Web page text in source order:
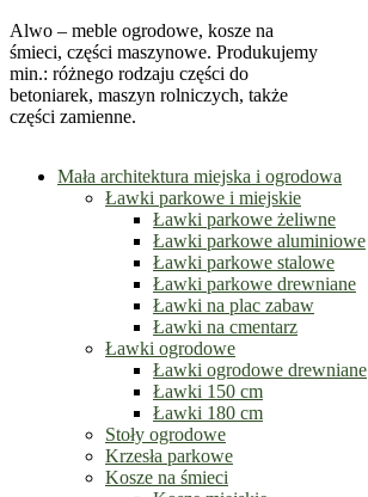
Alwo – meble ogrodowe, kosze na
śmieci, części maszynowe. Produkujemy
min.: różnego rodzaju części do
betoniarek, maszyn rolniczych, także
części zamienne.
Mała architektura miejska i ogrodowa
Ławki parkowe i miejskie
Ławki parkowe żeliwne
Ławki parkowe aluminiowe
Ławki parkowe stalowe
Ławki parkowe drewniane
Ławki na plac zabaw
Ławki na cmentarz
Ławki ogrodowe
Ławki ogrodowe drewniane
Ławki 150 cm
Ławki 180 cm
Stoły ogrodowe
Krzesła parkowe
Kosze na śmieci